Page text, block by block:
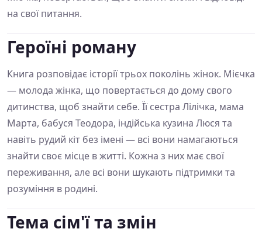
на свої питання.
Героїні роману
Книга розповідає історії трьох поколінь жінок. Мієчка
— молода жінка, що повертається до дому свого
дитинства, щоб знайти себе. Її сестра Лілічка, мама
Марта, бабуся Теодора, індійська кузина Люся та
навіть рудий кіт без імені — всі вони намагаються
знайти своє місце в житті. Кожна з них має свої
переживання, але всі вони шукають підтримки та
розуміння в родині.
Тема сім'ї та змін